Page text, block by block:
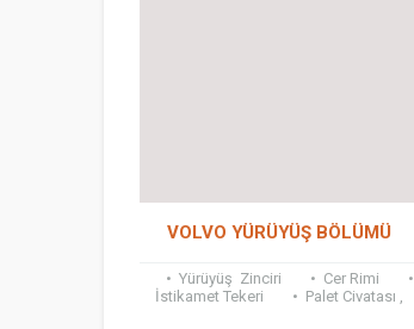
VOLVO YÜRÜYÜŞ BÖLÜMÜ
• Yürüyüş Zinciri • Cer Rimi •
İstikamet Tekeri • Palet Civatası ,